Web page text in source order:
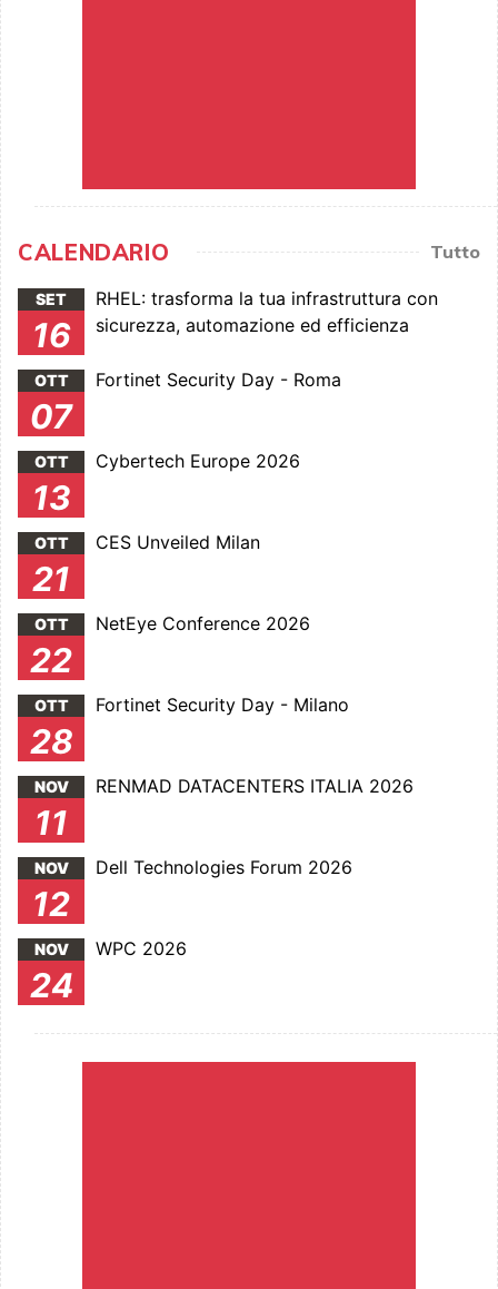
CALENDARIO Tutto
SET
16
RHEL: trasforma la tua infrastruttura con
sicurezza, automazione ed efficienza
OTT
07
Fortinet Security Day - Roma
OTT
13
Cybertech Europe 2026
OTT
21
CES Unveiled Milan
OTT
22
NetEye Conference 2026
OTT
28
Fortinet Security Day - Milano
NOV
11
RENMAD DATACENTERS ITALIA 2026
NOV
12
Dell Technologies Forum 2026
NOV
24
WPC 2026